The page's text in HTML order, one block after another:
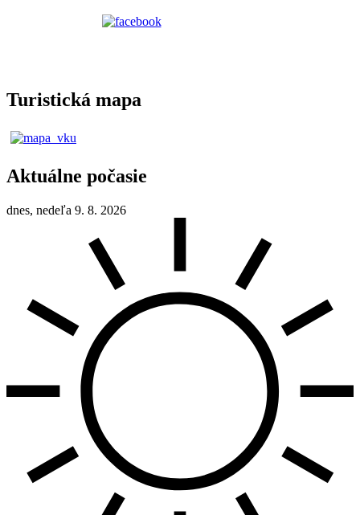
Turistická mapa
Aktuálne počasie
dnes, nedeľa 9. 8. 2026